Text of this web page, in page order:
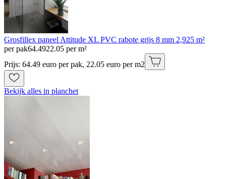
Grosfillex paneel Attitude XL PVC rabote grijs 8 mm 2,925 m²
per pak64.4922.05 per m²
Prijs: 64.49 euro per pak, 22.05 euro per m2
Bekijk alles in planchet